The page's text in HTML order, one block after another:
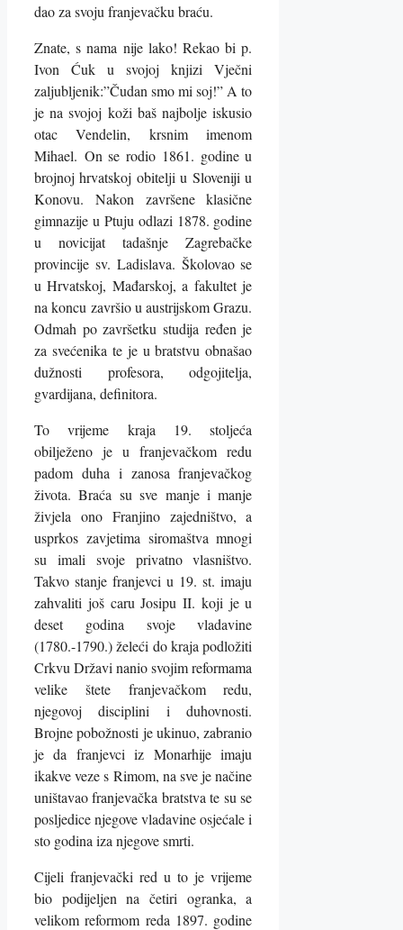
dao za svoju franjevačku braću.
Znate, s nama nije lako! Rekao bi p.
Ivon Ćuk u svojoj knjizi Vječni
zaljubljenik:”Čudan smo mi soj!” A to
je na svojoj koži baš najbolje iskusio
otac Vendelin, krsnim imenom
Mihael. On se rodio 1861. godine u
brojnoj hrvatskoj obitelji u Sloveniji u
Konovu. Nakon završene klasične
gimnazije u Ptuju odlazi 1878. godine
u novicijat tadašnje Zagrebačke
provincije sv. Ladislava. Školovao se
u Hrvatskoj, Mađarskoj, a fakultet je
na koncu završio u austrijskom Grazu.
Odmah po završetku studija ređen je
za svećenika te je u bratstvu obnašao
dužnosti profesora, odgojitelja,
gvardijana, definitora.
To vrijeme kraja 19. stoljeća
obilježeno je u franjevačkom redu
padom duha i zanosa franjevačkog
života. Braća su sve manje i manje
živjela ono Franjino zajedništvo, a
usprkos zavjetima siromaštva mnogi
su imali svoje privatno vlasništvo.
Takvo stanje franjevci u 19. st. imaju
zahvaliti još caru Josipu II. koji je u
deset godina svoje vladavine
(1780.-1790.) želeći do kraja podložiti
Crkvu Državi nanio svojim reformama
velike štete franjevačkom redu,
njegovoj disciplini i duhovnosti.
Brojne pobožnosti je ukinuo, zabranio
je da franjevci iz Monarhije imaju
ikakve veze s Rimom, na sve je načine
uništavao franjevačka bratstva te su se
posljedice njegove vladavine osjećale i
sto godina iza njegove smrti.
Cijeli franjevački red u to je vrijeme
bio podijeljen na četiri ogranka, a
velikom reformom reda 1897. godine